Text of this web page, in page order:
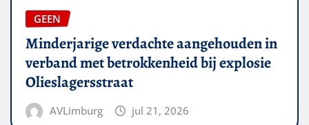
GEEN
Minderjarige verdachte aangehouden in
verband met betrokkenheid bij explosie
Olieslagersstraat
AVLimburg jul 21, 2026